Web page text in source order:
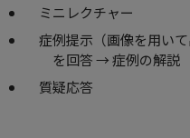
ミニレクチャー
症例提示（画像を用い
を回答 → 症例の解説
質疑応答